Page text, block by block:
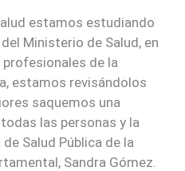
estamos estudiando
Ministerio de Salud, en
de la
estamos revisándolos
saquemos una
las personas y la
Salud Pública de la
Sandra Gómez.